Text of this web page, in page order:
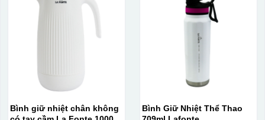
Bình giữ nhiệt chân không
Bình Giữ Nhiệt Thể Thao